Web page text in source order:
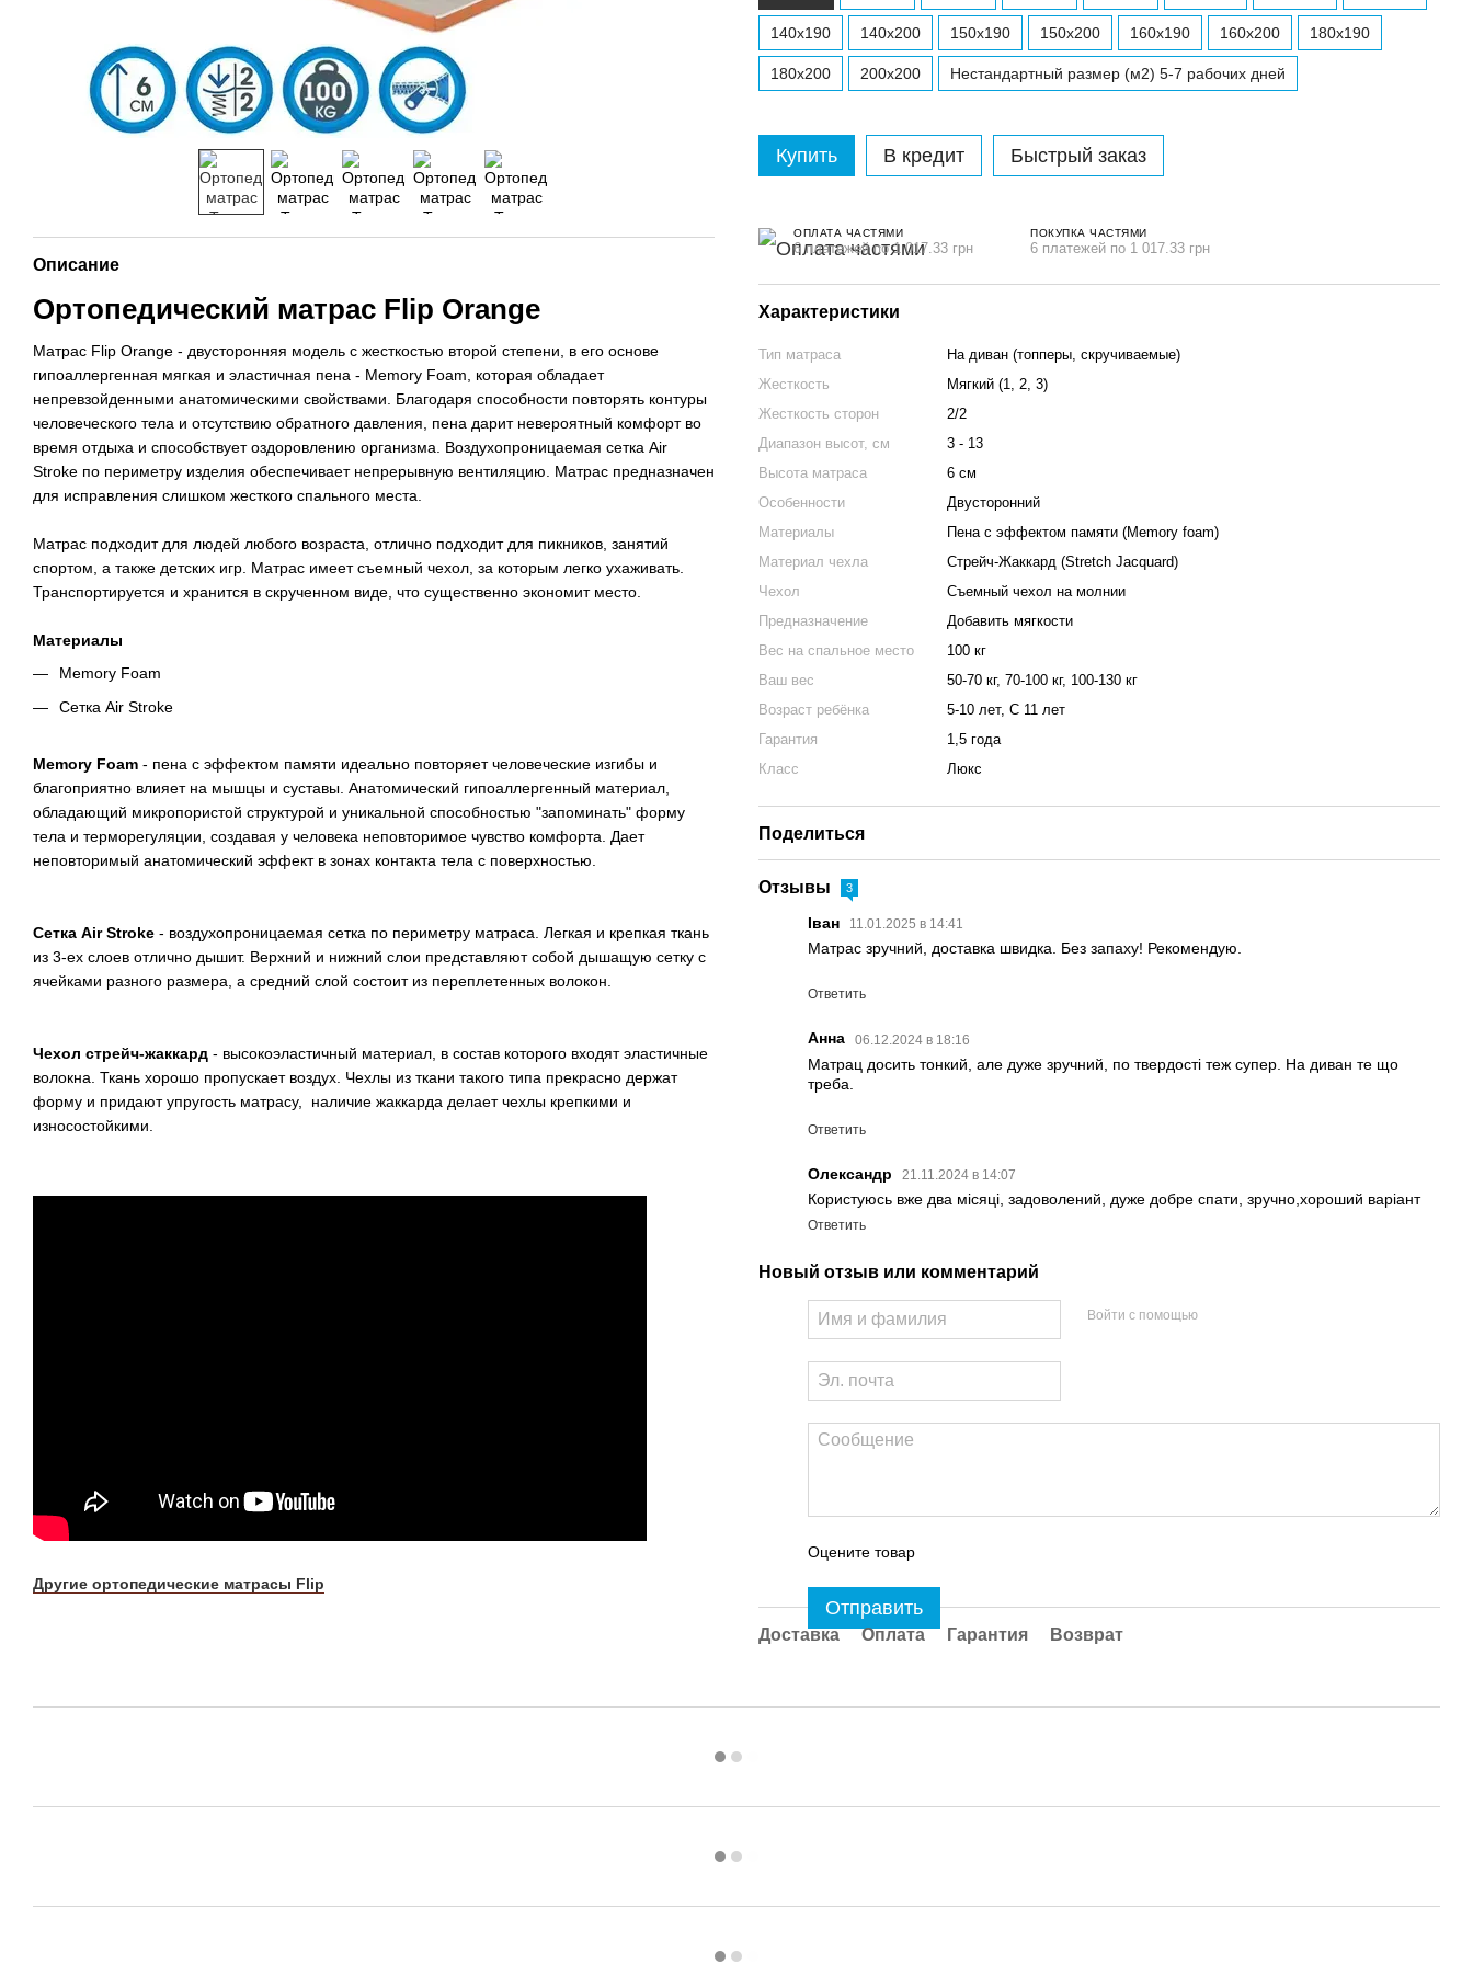
Описание
Ортопедический матрас Flip Orange
Матрас Flip Orange - двусторонняя модель с жесткостью второй степени, в его основе
гипоаллергенная мягкая и эластичная пена - Memory Foam, которая обладает
непревзойденными анатомическими свойствами. Благодаря способности повторять контуры
человеческого тела и отсутствию обратного давления, пена дарит невероятный комфорт во
время отдыха и способствует оздоровлению организма. Воздухопроницаемая сетка Air
Stroke по периметру изделия обеспечивает непрерывную вентиляцию. Матрас предназначен
для исправления слишком жесткого спального места.
Матрас подходит для людей любого возраста, отлично подходит для пикников, занятий
спортом, а также детских игр. Матрас имеет съемный чехол, за которым легко ухаживать.
Транспортируется и хранится в скрученном виде, что существенно экономит место.
Материалы
Memory Foam
Сетка Air Stroke
Memory Foam - пена с эффектом памяти идеально повторяет человеческие изгибы и
благоприятно влияет на мышцы и суставы. Анатомический гипоаллергенный материал,
обладающий микропористой структурой и уникальной способностью "запоминать" форму
тела и терморегуляции, создавая у человека неповторимое чувство комфорта. Дает
неповторимый анатомический эффект в зонах контакта тела с поверхностью.
Сетка Air Stroke - воздухопроницаемая сетка по периметру матраса. Легкая и крепкая ткань
из 3-ех слоев отлично дышит. Верхний и нижний слои представляют собой дышащую сетку с
ячейками разного размера, а средний слой состоит из переплетенных волокон.
Чехол стрейч-жаккард - высокоэластичный материал, в состав которого входят эластичные
волокна. Ткань хорошо пропускает воздух. Чехлы из ткани такого типа прекрасно держат
форму и придают упругость матрасу, наличие жаккарда делает чехлы крепкими и
износостойкими.
Другие ортопедические матрасы Flip
140x190 140x200 150x190 150x200 160x190 160x200 180x190
180x200 200x200 Нестандартный размер (м2) 5-7 рабочих дней
Купить В кредит Быстрый заказ
ОПЛАТА ЧАСТЯМИ
6 платежей по 1 017.33 грн
ПОКУПКА ЧАСТЯМИ
6 платежей по 1 017.33 грн
Характеристики
Тип матраса
На диван (топперы, скручиваемые)
Жесткость
Мягкий (1, 2, 3)
Жесткость сторон
2/2
Диапазон высот, см
3 - 13
Высота матраса
6 см
Особенности
Двусторонний
Материалы
Пена с эффектом памяти (Memory foam)
Материал чехла
Стрейч-Жаккард (Stretch Jacquard)
Чехол
Съемный чехол на молнии
Предназначение
Добавить мягкости
Вес на спальное место
100 кг
Ваш вес
50-70 кг, 70-100 кг, 100-130 кг
Возраст ребёнка
5-10 лет, С 11 лет
Гарантия
1,5 года
Класс
Люкс
Поделиться
Отзывы 3
Іван 11.01.2025 в 14:41
Матрас зручний, доставка швидка. Без запаху! Рекомендую.
Ответить
Анна 06.12.2024 в 18:16
Матрац досить тонкий, але дуже зручний, по твердості теж супер. На диван те що
треба.
Ответить
Олександр 21.11.2024 в 14:07
Користуюсь вже два місяці, задоволений, дуже добре спати, зручно,хороший варіант
Ответить
Новый отзыв или комментарий
Войти с помощью
Оцените товар
Отправить
Доставка Оплата Гарантия Возврат